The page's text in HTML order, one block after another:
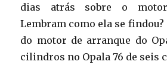
dias atrás sobre o
Lembram como ela se findou?
do motor de arranque do
cilindros no Opala 76 de seis